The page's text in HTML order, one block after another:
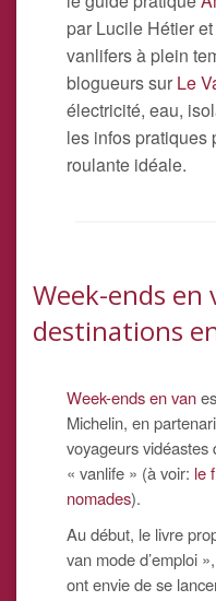
par Lucile Hétier
vanlifers à plein
blogueurs sur Le
électricité, eau,
les infos pratiques
roulante idéale.
Week-ends en
destinations
Week-ends en van
Michelin, en
voyageurs vidéastes
« vanlife » (à voir: le
nomades).
Au début, le livre
van mode d’emploi
ont envie de se